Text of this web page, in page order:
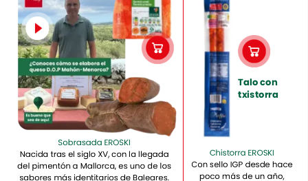
Talocon
txistorra
Chistorra EROSKI
Consello IGP desde hace
pocomás de un año,
Sobrasada EROSKI
Nacida tras el siglo XV,con lallegada
del pimentón a Mallorca, esuno de los
sabores más identitariosdeBaleares.